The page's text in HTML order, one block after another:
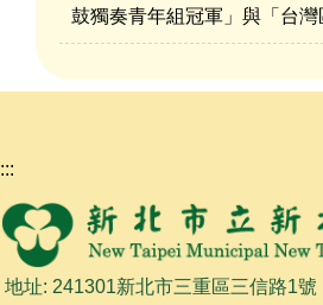
鼓獨奏青年組冠軍」與「台灣
:::
地址: 241301新北市三重區三信路1號